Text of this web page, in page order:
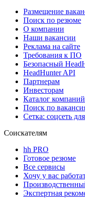
Размещение
Поиск по резюме
О компании
Наши вакансии
Реклама на сайте
Требования к ПО
Безопасный
HeadHunter API
Партнерам
Инвесторам
Каталог компаний
Поиск по
Сетка: соцсеть
Соискателям
hh PRO
Готовое резюме
Все сервисы
Хочу у вас
Экспертная